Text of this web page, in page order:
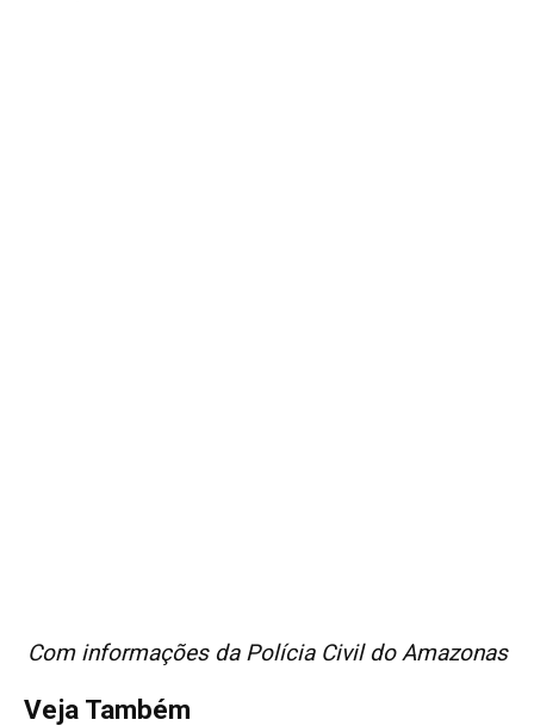
Com informações da Polícia Civil do Amazonas
Veja Também